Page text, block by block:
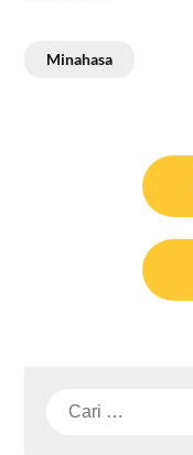
Minahasa
Cari